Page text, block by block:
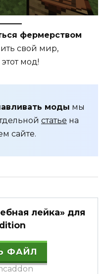
фермерством
свой мир,
мод!
моды мы
статье на
сайте.
лейка» для
ФАЙЛ